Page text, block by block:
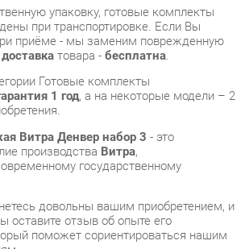
Готовые комплекты
1 год, а на некоторые модели – 2
Витра Денвер набор 3
производстваВитра,
государственному
довольны вашим приобретением, и
отзыв об опыте его
поможет сориентироваться нашим
получить развёрнутую
видеообзор продукции вы можете по
и через мессенджеры